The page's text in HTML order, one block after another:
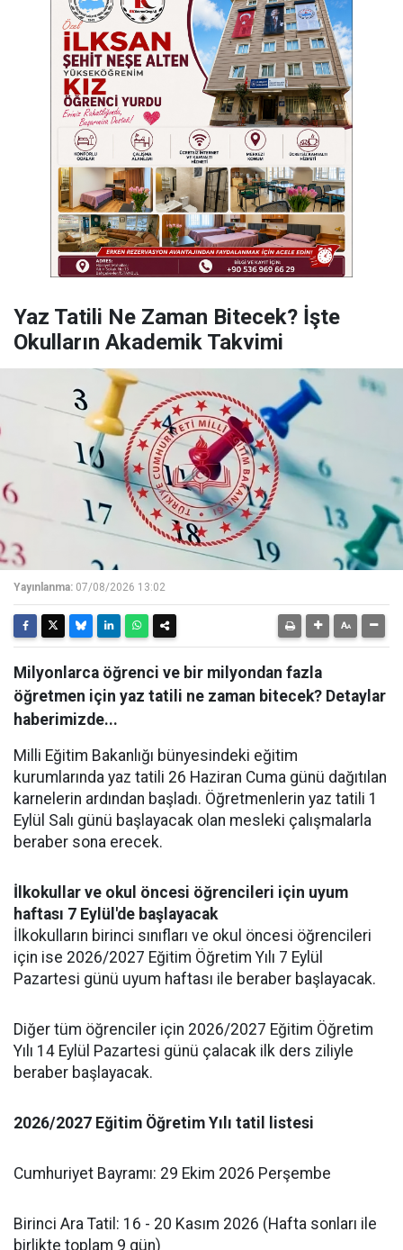
Yaz Tatili Ne Zaman Bitecek? İşte
Okulların Akademik Takvimi
Yayınlanma: 07/08/2026 13:02
Milyonlarca öğrenci ve bir milyondan fazla
öğretmen için yaz tatili ne zaman bitecek? Detaylar
haberimizde...
Milli Eğitim Bakanlığı bünyesindeki eğitim
kurumlarında yaz tatili 26 Haziran Cuma günü dağıtılan
karnelerin ardından başladı. Öğretmenlerin yaz tatili 1
Eylül Salı günü başlayacak olan mesleki çalışmalarla
beraber sona erecek.
İlkokullar ve okul öncesi öğrencileri için uyum
haftası 7 Eylül'de başlayacak
İlkokulların birinci sınıfları ve okul öncesi öğrencileri
için ise 2026/2027 Eğitim Öğretim Yılı 7 Eylül
Pazartesi günü uyum haftası ile beraber başlayacak.
Diğer tüm öğrenciler için 2026/2027 Eğitim Öğretim
Yılı 14 Eylül Pazartesi günü çalacak ilk ders ziliyle
beraber başlayacak.
2026/2027 Eğitim Öğretim Yılı tatil listesi
Cumhuriyet Bayramı: 29 Ekim 2026 Perşembe
Birinci Ara Tatil: 16 - 20 Kasım 2026 (Hafta sonları ile
birlikte toplam 9 gün)